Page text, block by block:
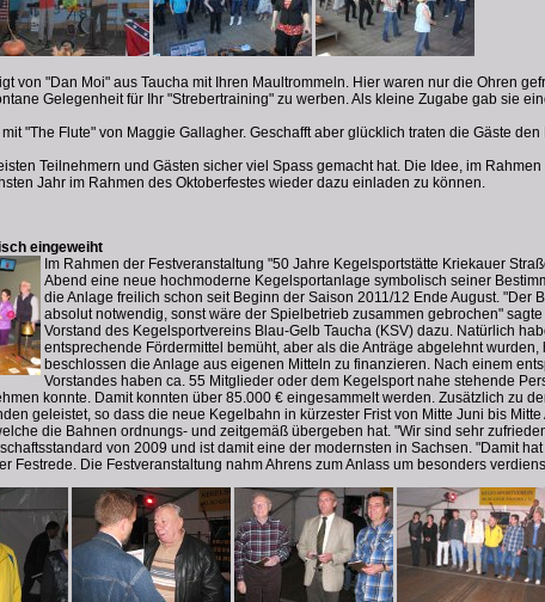
von "Dan Moi" aus Taucha mit Ihren Maultrommeln. Hier waren nur die Ohren
Gelegenheit für Ihr "Strebertraining" zu werben. Als kleine Zugabe gab sie
"The Flute" von Maggie Gallagher. Geschafft aber glücklich traten die Gäste
Teilnehmern und Gästen sicher viel Spass gemacht hat. Die Idee, im
Jahr im Rahmen des Oktoberfestes wieder dazu einladen zu können.
eingeweiht
Im Rahmen der Festveranstaltung "50 Jahre Kegelsportstätte Kriekauer
Abend eine neue hochmoderne Kegelsportanlage symbolisch seiner
die Anlage freilich schon seit Beginn der Saison 2011/12 Ende August. "Der
absolut notwendig, sonst wäre der Spielbetrieb zusammen gebrochen"
Vorstand des Kegelsportvereins Blau-Gelb Taucha (KSV) dazu. Natürlich
entsprechende Fördermittel bemüht, aber als die Anträge abgelehnt wurden,
beschlossen die Anlage aus eigenen Mitteln zu finanzieren. Nach einem
Vorstandes haben ca. 55 Mitglieder oder dem Kegelsport nahe stehende
konnte. Damit konnten über 85.000 € eingesammelt werden. Zusätzlich zu
geleistet, so dass die neue Kegelbahn in kürzester Frist von Mitte Juni bis
die Bahnen ordnungs- und zeitgemäß übergeben hat. "Wir sind sehr
von 2009 und ist damit eine der modernsten in Sachsen. "Damit
Die Festveranstaltung nahm Ahrens zum Anlass um besonders